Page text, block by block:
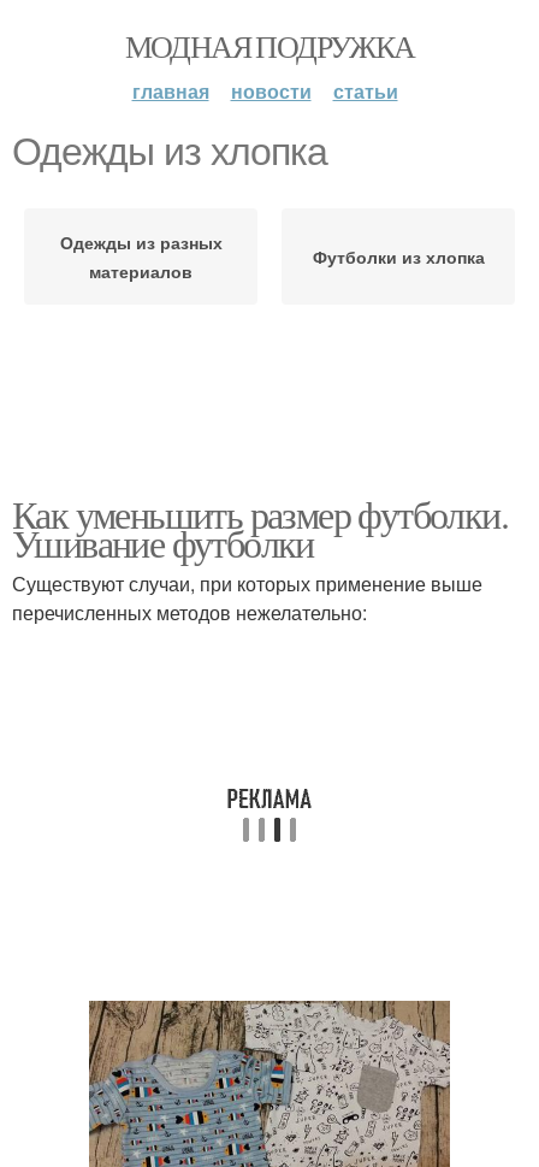
МОДНАЯ ПОДРУЖКА
главная новости статьи
Одежды из хлопка
Одежды из разных
материалов
Футболки из хлопка
Как уменьшить размер футболки.
Ушивание футболки
Существуют случаи, при которых применение выше
перечисленных методов нежелательно: